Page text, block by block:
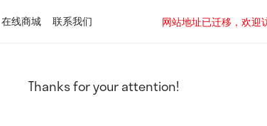
在线商城 联系我们
网站地址已迁移，欢
Thanks for your attention!